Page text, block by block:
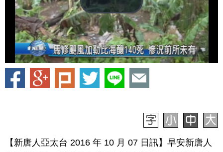
【新唐人亞太台 2016 年 10 月 07 日訊】早安新唐人